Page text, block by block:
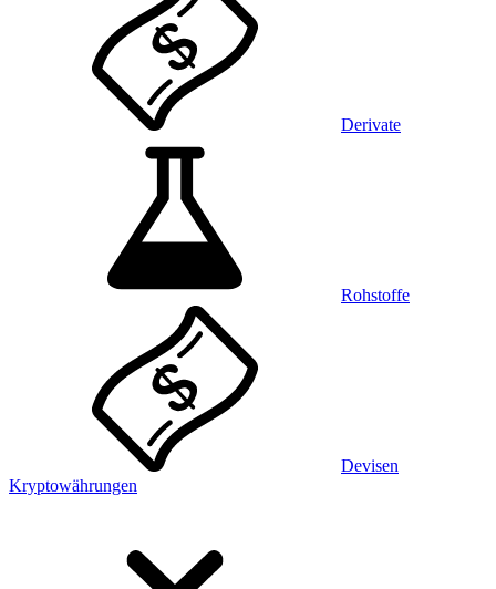
Derivate
Rohstoffe
Devisen
Kryptowährungen